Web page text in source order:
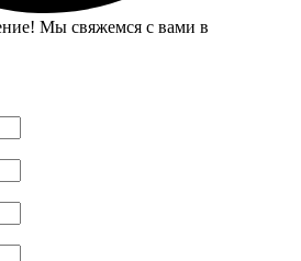
Мы свяжемся с вами в